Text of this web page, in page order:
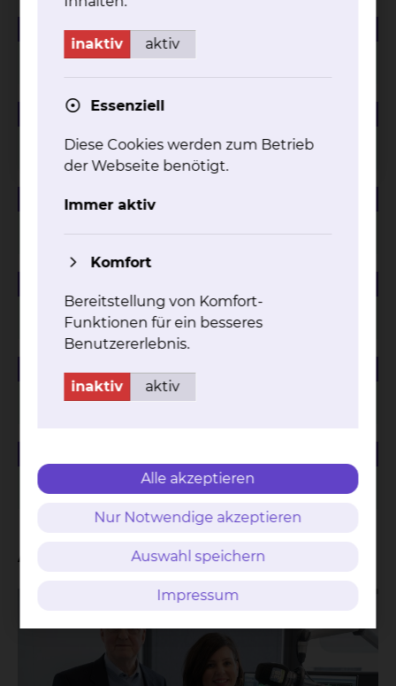
Managementbewertung 2024
Managementbewertung 2023
Managementbewertung 2021
Managementbewertung 2020
Managementbewertung 2019
Aktuelles
inaktiv aktiv
Essenziell
Diese Cookies werden zum Betrieb
der Webseite benötigt.
Immer aktiv
Komfort
Bereitstellung von Komfort-
Funktionen für ein besseres
Benutzererlebnis.
inaktiv aktiv
Alle akzeptieren
Nur Notwendige akzeptieren
Auswahl speichern
Impressum